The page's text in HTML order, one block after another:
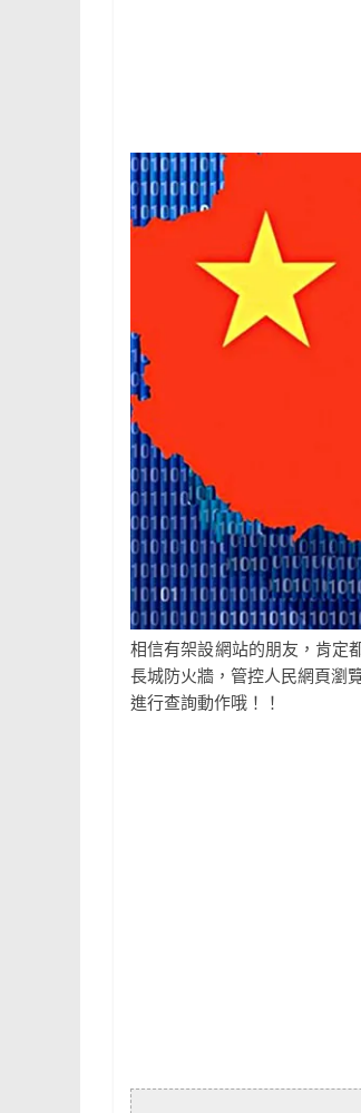
相信有架設網站的朋友，肯定
長城防火牆，管控人民網頁瀏
進行查詢動作哦！！